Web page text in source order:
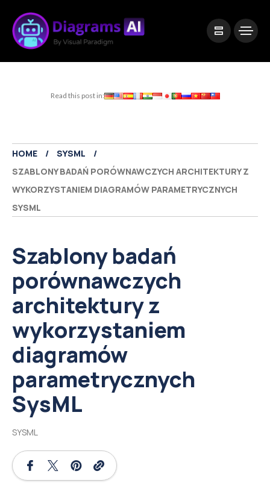
Read this post in:
HOME
SYSML
SZABLONY BADAŃ PORÓWNAWCZYCH ARCHITEKTURY Z
WYKORZYSTANIEM DIAGRAMÓW PARAMETRYCZNYCH
SYSML
Szablony badań
porównawczych
architektury z
wykorzystaniem
diagramów
parametrycznych
SysML
SYSML